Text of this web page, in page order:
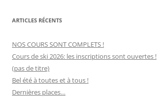
ARTICLES RÉCENTS
NOS COURS SONT COMPLETS !
Cours de ski 2026: les inscriptions sont ouvertes !
(pas de titre)
Bel été à toutes et à tous !
Dernières places…